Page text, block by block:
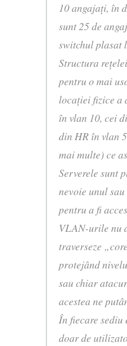
10 angajaţi, în
sunt 25 de
switchul plasat
Structura
pentru o mai
locaţiei fizice a
în vlan 10, cei
din HR în vlan
mai multe) ce
Serverele sunt
nevoie unul
pentru a fi
VLAN-urile nu
traverseze
protejând
sau chiar
acestea ne
În fiecare sediu
doar de